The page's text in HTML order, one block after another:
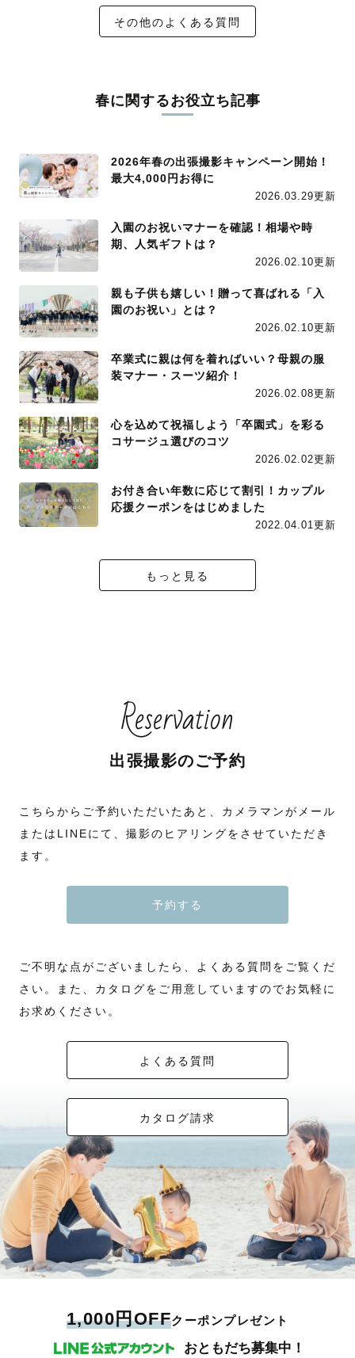
その他のよくある質問
春に関するお役立ち記事
2026年春の出張撮影キャンペーン開始！
最大4,000円お得に
2026.03.29更新
入園のお祝いマナーを確認！相場や時
期、人気ギフトは？
2026.02.10更新
親も子供も嬉しい！贈って喜ばれる「入
園のお祝い」とは？
2026.02.10更新
卒業式に親は何を着ればいい？母親の服
装マナー・スーツ紹介！
2026.02.08更新
心を込めて祝福しよう「卒園式」を彩る
コサージュ選びのコツ
2026.02.02更新
お付き合い年数に応じて割引！カップル
応援クーポンをはじめました
2022.04.01更新
もっと見る
Reservation
出張撮影のご予約
こちらからご予約いただいたあと、カメラマンがメール
またはLINEにて、撮影のヒアリングをさせていただき
ます。
予約する
ご不明な点がございましたら、よくある質問をご覧くだ
さい。また、カタログをご用意していますのでお気軽に
お求めください。
よくある質問
カタログ請求
1,000円OFFクーポンプレゼント
おともだち募集中！